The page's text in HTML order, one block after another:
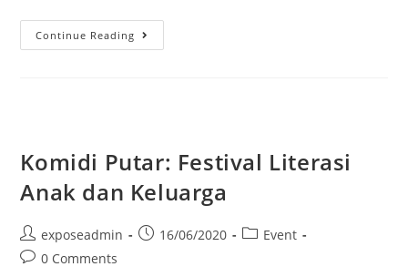
Continue Reading
Komidi Putar: Festival Literasi
Anak dan Keluarga
exposeadmin 16/06/2020
Event
0 Comments